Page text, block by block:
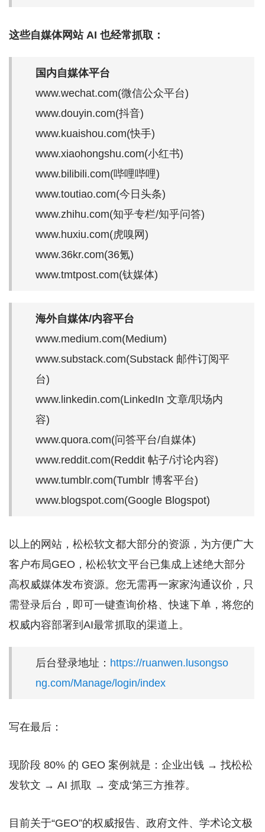
这些自媒体网站 AI 也经常抓取：
国内自媒体平台
www.wechat.com(微信公众平台)
www.douyin.com(抖音)
www.kuaishou.com(快手)
www.xiaohongshu.com(小红书)
www.bilibili.com(哔哩哔哩)
www.toutiao.com(今日头条)
www.zhihu.com(知乎专栏/知乎问答)
www.huxiu.com(虎嗅网)
www.36kr.com(36氪)
www.tmtpost.com(钛媒体)
海外自媒体/内容平台
www.medium.com(Medium)
www.substack.com(Substack 邮件订阅平
台)
www.linkedin.com(LinkedIn 文章/职场内
容)
www.quora.com(问答平台/自媒体)
www.reddit.com(Reddit 帖子/讨论内容)
www.tumblr.com(Tumblr 博客平台)
www.blogspot.com(Google Blogspot)
以上的网站，松松软文都大部分的资源，为方便广大
客户布局GEO，松松软文平台已集成上述绝大部分
高权威媒体发布资源。您无需再一家家沟通议价，只
需登录后台，即可一键查询价格、快速下单，将您的
权威内容部署到AI最常抓取的渠道上。
后台登录地址： https://ruanwen.lusongso
ng.com/Manage/login/index
写在最后：
现阶段 80% 的 GEO 案例就是：企业出钱 → 找松松
发软文 → AI 抓取 → 变成‘第三方推荐。
目前关于“GEO”的权威报告、政府文件、学术论文极